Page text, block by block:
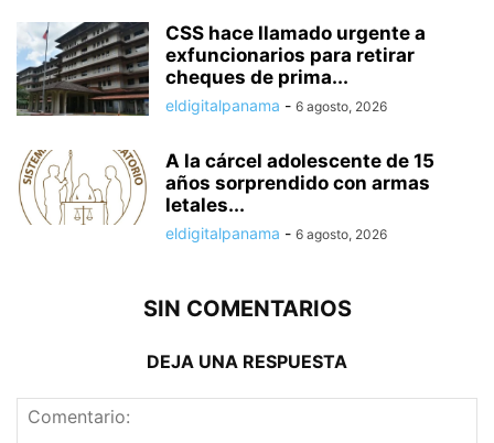
CSS hace llamado urgente a
exfuncionarios para retirar
cheques de prima...
eldigitalpanama - 6 agosto, 2026
A la cárcel adolescente de 15
años sorprendido con armas
letales...
eldigitalpanama - 6 agosto, 2026
SIN COMENTARIOS
DEJA UNA RESPUESTA